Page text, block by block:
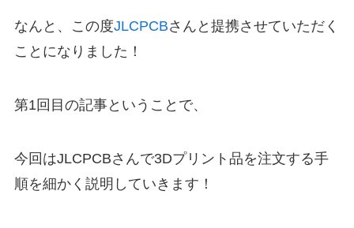
なんと、この度JLCPCBさんと提携させていただく
ことになりました！
第1回目の記事ということで、
今回はJLCPCBさんで3Dプリント品を注文する手
順を細かく説明していきます！